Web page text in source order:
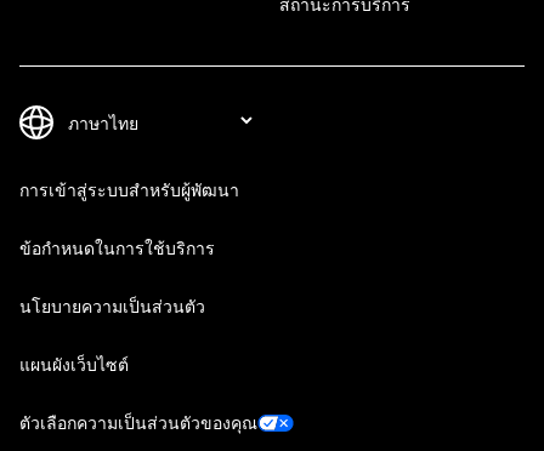
สถานะการบริการ
การเข้าสู่ระบบสำหรับผู้พัฒนา
ข้อกำหนดในการใช้บริการ
นโยบายความเป็นส่วนตัว
แผนผังเว็บไซต์
ตัวเลือกความเป็นส่วนตัวของคุณ